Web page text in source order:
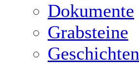
Dokumente
Grabsteine
Geschichten